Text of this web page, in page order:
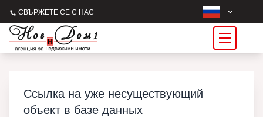
СВЪРЖЕТЕ СЕ С НАС
Ссылка на уже несуществующий
объект в базе данных